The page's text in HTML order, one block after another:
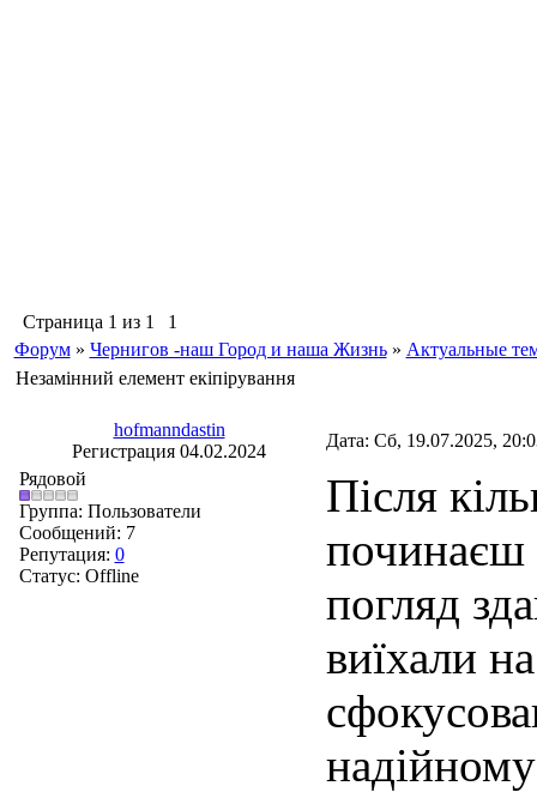
Страница 1 из 1
1
Форум » Чернигов -наш Город и наша Жизнь » Актуальные
Незамінний елемент екіпірування
hofmanndastin
Регистрация 04.02.2024
Дата: Сб, 19.07.2025,
Рядовой
Группа: Пользователи
Сообщений: 7
Репутация: 0
Статус: Offline
Після
починаєш
погляд
виїхали